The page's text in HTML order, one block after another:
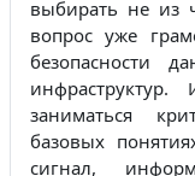
выбирать не из
вопрос уже
безопасности
заниматься
базовых
сигнал,